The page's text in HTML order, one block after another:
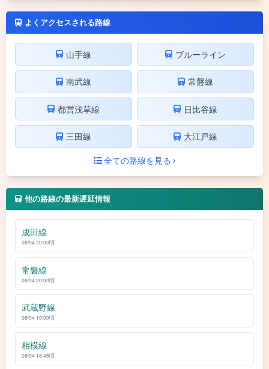
よくアクセスされる路線
山手線 ブルーライン
南武線 常磐線
都営浅草線 日比谷線
三田線
大江戸線
全ての路線を見る
他の路線の最新遅延情報
成田線
08/04 20:00頃
常磐線
08/04 20:00頃
武蔵野線
08/04 19:00頃
相模線
08/04 18:45頃